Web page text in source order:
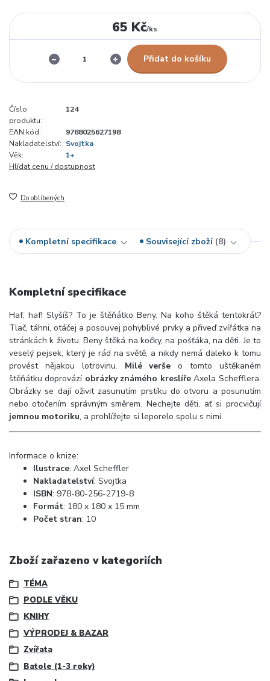
65 Kč/ks
Přidat do košíku
Číslo
produktu:
124
EAN kód:
9788025627198
Nakladatelství: Svojtka
Věk:
1+
Hlídat cenu / dostupnost
Do oblíbených
Kompletní specifikace Související zboží 8
Kompletní specifikace
Haf, haf! Slyšíš? To je štěňátko Beny. Na koho štěká tentokrát?
Tlač, táhni, otáčej a posouvej pohyblivé prvky a přiveď zvířátka na
stránkách k životu. Beny štěká na kočky, na pošťáka, na děti. Je to
veselý pejsek, který je rád na světě, a nikdy nemá daleko k tomu
provést nějakou lotrovinu. Milé verše o tomto uštěkaném
štěňátku doprovází obrázky známého kreslířeAxela Schefflera.
Obrázky se dají oživit zasunutím prstíku do otvoru a posunutím
nebo otočením správným směrem. Nechejte děti, ať si procvičují
jemnou motoriku, a prohlížejte si leporelo spolu s nimi.
Informace o knize:
Ilustrace: Axel Scheffler
Nakladatelství: Svojtka
ISBN: 978-80-256-2719-8
Formát: 180 x 180 x 15 mm
Počet stran: 10
Zboží zařazeno v kategoriích
TÉMA
PODLE VĚKU
KNIHY
VÝPRODEJ & BAZAR
Zvířata
Batole (1-3 roky)